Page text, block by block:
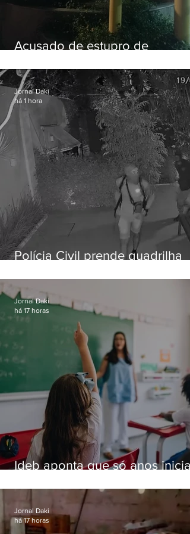
Acusado de estupro de
Polícia Civil prende quadrilha
residências de luxo no Rio
Jornal Daki
há 1 hora
Ideb aponta que só anos
educação
Jornal Daki
há 17 horas
Jornal Daki
há 17 horas